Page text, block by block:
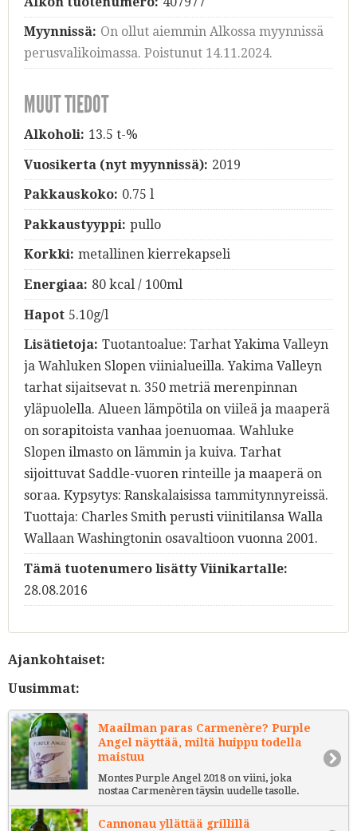
Myynnissä: On ollut aiemmin Alkossa myynnissä
perusvalikoimassa. Poistunut 14.11.2024.
MUUT TIEDOT
Alkoholi: 13.5 t-%
Vuosikerta (nyt myynnissä): 2019
Pakkauskoko: 0.75 l
Pakkaustyyppi: pullo
Korkki: metallinen kierrekapseli
Energiaa: 80 kcal / 100ml
Hapot 5.10g/l
Lisätietoja: Tuotantoalue: Tarhat Yakima Valleyn
ja Wahluken Slopen viinialueilla. Yakima Valleyn
tarhat sijaitsevat n. 350 metriä merenpinnan
yläpuolella. Alueen lämpötila on viileä ja maaperä
on sorapitoista vanhaa joenuomaa. Wahluke
Slopen ilmasto on lämmin ja kuiva. Tarhat
sijoittuvat Saddle-vuoren rinteille ja maaperä on
soraa. Kypsytys: Ranskalaisissa tammitynnyreissä.
Tuottaja: Charles Smith perusti viinitilansa Walla
Wallaan Washingtonin osavaltioon vuonna 2001.
Tämä tuotenumero lisätty Viinikartalle:
28.08.2016
Ajankohtaiset:
Uusimmat:
Maailman paras Carmenère? Purple
Angel näyttää, miltä huippu todella
maistuu
Montes Purple Angel 2018 on viini, joka
nostaa Carmenèren täysin uudelle tasolle.
Cannonau yllättää grillillä